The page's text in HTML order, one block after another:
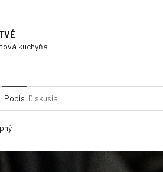
kuchyňa
Popis Diskusia